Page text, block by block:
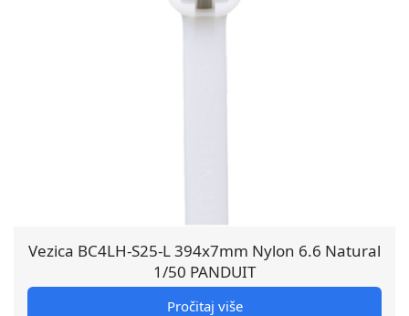
Vezica BC4LH-S25-L 394x7mm Nylon 6.6 Natural
1/50 PANDUIT
Pročitaj više